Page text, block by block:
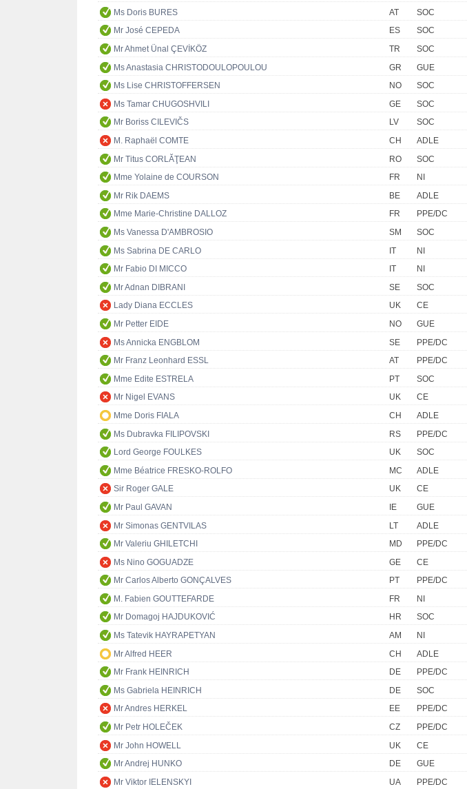
Ms Doris BURES
AT
SOC
Mr José CEPEDA
ES
SOC
Mr Ahmet Ünal ÇEVİKÖZ
TR
SOC
Ms Anastasia CHRISTODOULOPOULOU
GR
GUE
Ms Lise CHRISTOFFERSEN
NO
SOC
Ms Tamar CHUGOSHVILI
GE
SOC
Mr Boriss CILEVIČS
LV
SOC
M. Raphaël COMTE
CH
ADLE
Mr Titus CORLĂŢEAN
RO
SOC
Mme Yolaine de COURSON
FR
NI
Mr Rik DAEMS
BE
ADLE
Mme Marie-Christine DALLOZ
FR
PPE/DC
Ms Vanessa D'AMBROSIO
SM
SOC
Ms Sabrina DE CARLO
IT
NI
Mr Fabio DI MICCO
IT
NI
Mr Adnan DIBRANI
SE
SOC
Lady Diana ECCLES
UK
CE
Mr Petter EIDE
NO
GUE
Ms Annicka ENGBLOM
SE
PPE/DC
Mr Franz Leonhard ESSL
AT
PPE/DC
Mme Edite ESTRELA
PT
SOC
Mr Nigel EVANS
UK
CE
Mme Doris FIALA
CH
ADLE
Ms Dubravka FILIPOVSKI
RS
PPE/DC
Lord George FOULKES
UK
SOC
Mme Béatrice FRESKO-ROLFO
MC
ADLE
Sir Roger GALE
UK
CE
Mr Paul GAVAN
IE
GUE
Mr Simonas GENTVILAS
LT
ADLE
Mr Valeriu GHILETCHI
MD
PPE/DC
Ms Nino GOGUADZE
GE
CE
Mr Carlos Alberto GONÇALVES
PT
PPE/DC
M. Fabien GOUTTEFARDE
FR
NI
Mr Domagoj HAJDUKOVIĆ
HR
SOC
Ms Tatevik HAYRAPETYAN
AM
NI
Mr Alfred HEER
CH
ADLE
Mr Frank HEINRICH
DE
PPE/DC
Ms Gabriela HEINRICH
DE
SOC
Mr Andres HERKEL
EE
PPE/DC
Mr Petr HOLEČEK
CZ
PPE/DC
Mr John HOWELL
UK
CE
Mr Andrej HUNKO
DE
GUE
Mr Viktor IELENSKYI
UA
PPE/DC